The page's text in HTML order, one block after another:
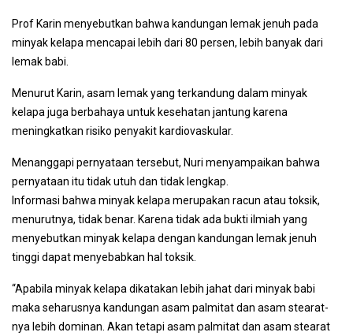
Prof Karin menyebutkan bahwa kandungan lemak jenuh pada
minyak kelapa mencapai lebih dari 80 persen, lebih banyak dari
lemak babi.
Menurut Karin, asam lemak yang terkandung dalam minyak
kelapa juga berbahaya untuk kesehatan jantung karena
meningkatkan risiko penyakit kardiovaskular.
Menanggapi pernyataan tersebut, Nuri menyampaikan bahwa
pernyataan itu tidak utuh dan tidak lengkap.
Informasi bahwa minyak kelapa merupakan racun atau toksik,
menurutnya, tidak benar. Karena tidak ada bukti ilmiah yang
menyebutkan minyak kelapa dengan kandungan lemak jenuh
tinggi dapat menyebabkan hal toksik.
“Apabila minyak kelapa dikatakan lebih jahat dari minyak babi
maka seharusnya kandungan asam palmitat dan asam stearat-
nya lebih dominan. Akan tetapi asam palmitat dan asam stearat